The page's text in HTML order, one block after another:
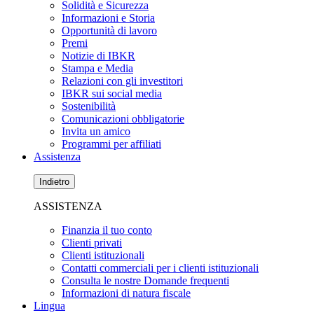
Solidità e Sicurezza
Informazioni e Storia
Opportunità di lavoro
Premi
Notizie di IBKR
Stampa e Media
Relazioni con gli investitori
IBKR sui social media
Sostenibilità
Comunicazioni obbligatorie
Invita un amico
Programmi per affiliati
Assistenza
Indietro
ASSISTENZA
Finanzia il tuo conto
Clienti privati
Clienti istituzionali
Contatti commerciali per i clienti istituzionali
Consulta le nostre Domande frequenti
Informazioni di natura fiscale
Lingua